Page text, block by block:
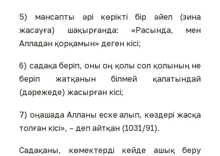
5) мансапты әрі көрікті бір әйел (зина
жасауға) шақырғанда: «Расында, мен
Алладан қорқамын» деген кісі;
6) садақа беріп, оны оң қолы сол қолының не
беріп жатқанын білмей қалатындай
(дәрежеде) жасырған кісі;
7) оңашада Алланы еске алып, көздері жасқа
толған кісі», – деп айтқан (1031/91).
Садақаны, көмектерді кейде ашық беру